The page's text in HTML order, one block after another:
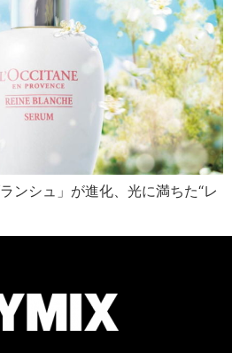
ンシュ」が進化、光に満ちた“レ